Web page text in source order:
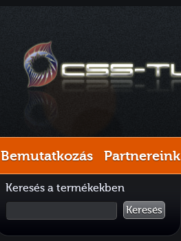
Bemutatkozás Partnereink
Keresés a termékekben
Keresés